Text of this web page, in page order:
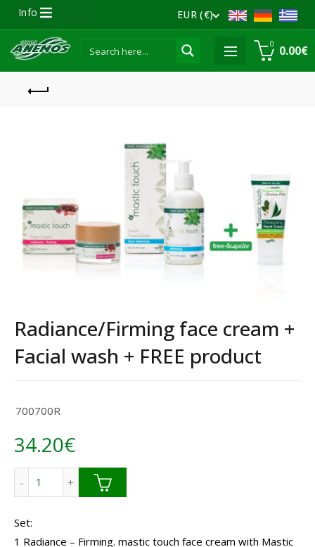
EUR (€)
Info
0 0.00€
Radiance/Firming face cream +
Facial wash + FREE product
700700R
34.20€
quantité de Radiance/Firming face cream + Facial wash +
Set:
1 Radiance – Firming. mastic touch face cream with Mastic